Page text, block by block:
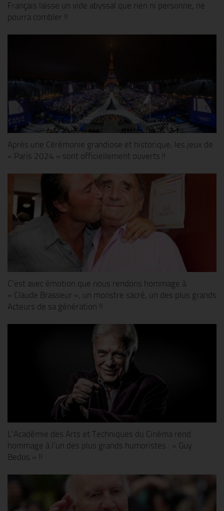
Français laisse un vide abyssal que rien ni personne, ne
pourra combler !!
Après une Cérémonie grandiose et historique, les jeux de
« Paris 2024 » sont officiellement ouverts !!
C’est avec émotion que nous rendons hommage à
« Claude Brasseur », un monstre sacré, un des plus grands
Acteurs de sa génération !!
L’Académie des Arts et Techniques du Cinéma rend
hommage à l’un des plus grands humoristes : « Guy
Bedos » !!